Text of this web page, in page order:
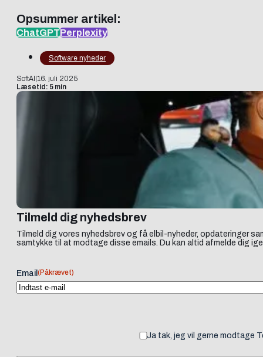
Opsummer artikel:
ChatGPTPerplexity
Software nyheder
SoftAI 16. juli 2025
Læsetid: 5 min
Tilmeld dig nyhedsbrev
Tilmeld dig vores nyhedsbrev og få elbil-nyheder, opdateringer
samtykke til at modtage disse emails. Du kan altid afmelde dig
Email (Påkrævet)
Ja tak, jeg vil gerne modtage